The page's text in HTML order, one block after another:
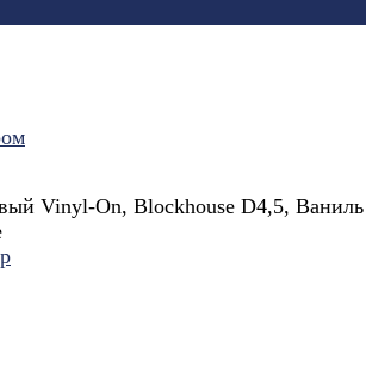
Vinyl-On, Blockhouse D4,5, Ваниль